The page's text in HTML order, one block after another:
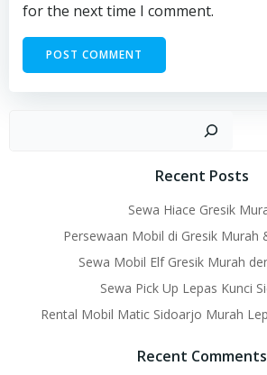
for the next time I comment.
Recent Posts
Sewa Hiace Gresik
Persewaan Mobil di Gresik Murah
Sewa Mobil Elf Gresik Murah
Sewa Pick Up Lepas Kunci
Rental Mobil Matic Sidoarjo Murah
Recent Comments